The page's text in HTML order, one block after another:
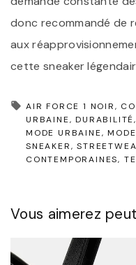
donc recommandé de
aux
cette sneaker
AIR FORCE 1 NOIR
URBAINE
DURABILITÉ
MODE URBAINE
SNEAKER
CONTEMPORAINES
Vous aimerez